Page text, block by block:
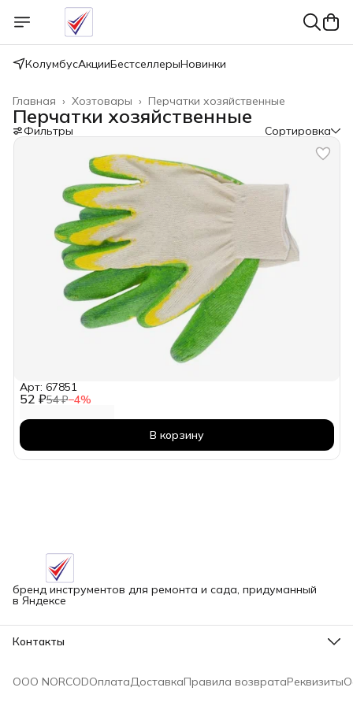
КолумбусАкцииБестселлерыНовинки
Перчатки хозяйственные
Хозтовары ›
Главная ›
Перчатки хозяйственные
Фильтры Сортировка
52 ₽54 ₽−4%
Арт: 67851
В корзину
бренд инструментов для ремонта и сада, придуманный
в Яндексе
Контакты
Телефон
ООО NORCODОплатаДоставкаПравила возвратаРеквизиты